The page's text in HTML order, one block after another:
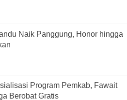
Naik Panggung, Honor hingga
Program Pemkab, Fawait
Berobat Gratis